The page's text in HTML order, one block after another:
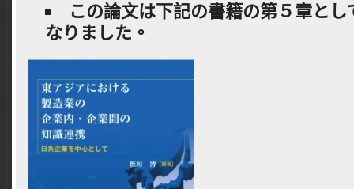
この論文は下記の書籍の第５章とし
なりました。